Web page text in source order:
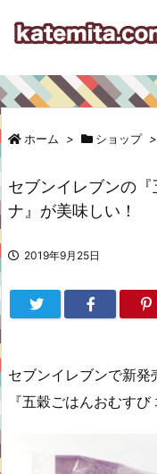
ホーム > ショップ >
セブンイレブンの
ナ』が美味しい！
2019年9月25日
セブンイレブンで新発
『五穀ごはんおむす